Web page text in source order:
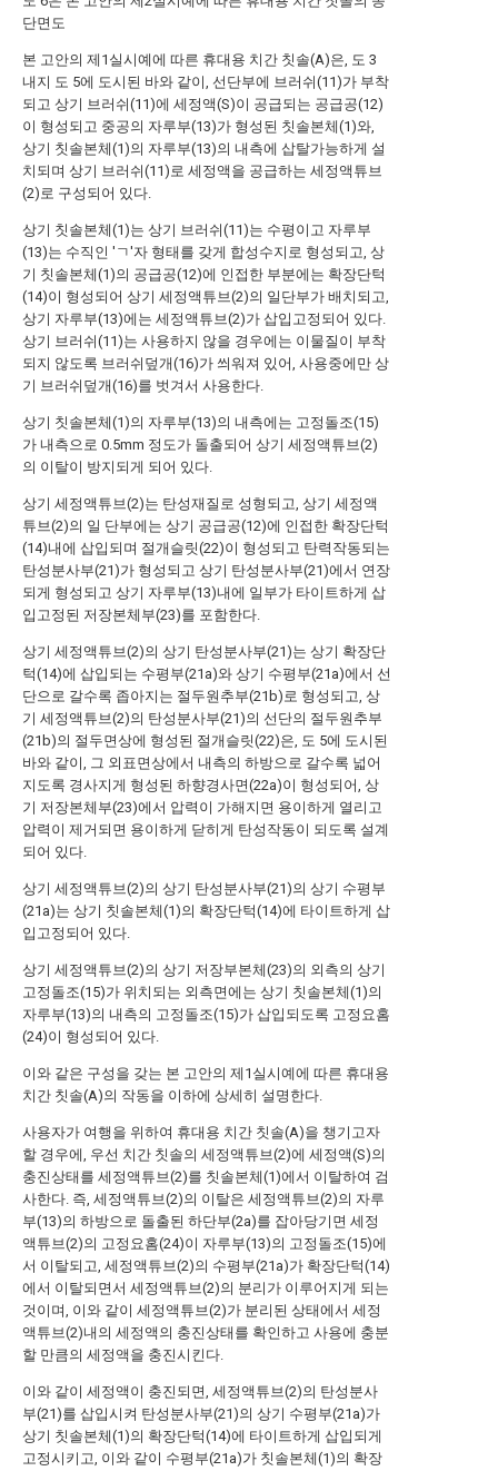
단면도
본 고안의 제1실시예에 따른 휴대용 치간 칫솔(A)은, 도 3
내지 도 5에 도시된 바와 같이, 선단부에 브러쉬(11)가 부착
되고 상기 브러쉬(11)에 세정액(S)이 공급되는 공급공(12)
이 형성되고 중공의 자루부(13)가 형성된 칫솔본체(1)와,
상기 칫솔본체(1)의 자루부(13)의 내측에 삽탈가능하게 설
치되며 상기 브러쉬(11)로 세정액을 공급하는 세정액튜브
(2)로 구성되어 있다.
상기 칫솔본체(1)는 상기 브러쉬(11)는 수평이고 자루부
(13)는 수직인 'ㄱ'자 형태를 갖게 합성수지로 형성되고, 상
기 칫솔본체(1)의 공급공(12)에 인접한 부분에는 확장단턱
(14)이 형성되어 상기 세정액튜브(2)의 일단부가 배치되고,
상기 자루부(13)에는 세정액튜브(2)가 삽입고정되어 있다.
상기 브러쉬(11)는 사용하지 않을 경우에는 이물질이 부착
되지 않도록 브러쉬덮개(16)가 씌워져 있어, 사용중에만 상
기 브러쉬덮개(16)를 벗겨서 사용한다.
상기 칫솔본체(1)의 자루부(13)의 내측에는 고정돌조(15)
가 내측으로 0.5mm 정도가 돌출되어 상기 세정액튜브(2)
의 이탈이 방지되게 되어 있다.
상기 세정액튜브(2)는 탄성재질로 성형되고, 상기 세정액
튜브(2)의 일 단부에는 상기 공급공(12)에 인접한 확장단턱
(14)내에 삽입되며 절개슬릿(22)이 형성되고 탄력작동되는
탄성분사부(21)가 형성되고 상기 탄성분사부(21)에서 연장
되게 형성되고 상기 자루부(13)내에 일부가 타이트하게 삽
입고정된 저장본체부(23)를 포함한다.
상기 세정액튜브(2)의 상기 탄성분사부(21)는 상기 확장단
턱(14)에 삽입되는 수평부(21a)와 상기 수평부(21a)에서 선
단으로 갈수록 좁아지는 절두원추부(21b)로 형성되고, 상
기 세정액튜브(2)의 탄성분사부(21)의 선단의 절두원추부
(21b)의 절두면상에 형성된 절개슬릿(22)은, 도 5에 도시된
바와 같이, 그 외표면상에서 내측의 하방으로 갈수록 넓어
지도록 경사지게 형성된 하향경사면(22a)이 형성되어, 상
기 저장본체부(23)에서 압력이 가해지면 용이하게 열리고
압력이 제거되면 용이하게 닫히게 탄성작동이 되도록 설계
되어 있다.
상기 세정액튜브(2)의 상기 탄성분사부(21)의 상기 수평부
(21a)는 상기 칫솔본체(1)의 확장단턱(14)에 타이트하게 삽
입고정되어 있다.
상기 세정액튜브(2)의 상기 저장부본체(23)의 외측의 상기
고정돌조(15)가 위치되는 외측면에는 상기 칫솔본체(1)의
자루부(13)의 내측의 고정돌조(15)가 삽입되도록 고정요홈
(24)이 형성되어 있다.
이와 같은 구성을 갖는 본 고안의 제1실시예에 따른 휴대용
치간 칫솔(A)의 작동을 이하에 상세히 설명한다.
사용자가 여행을 위하여 휴대용 치간 칫솔(A)을 챙기고자
할 경우에, 우선 치간 칫솔의 세정액튜브(2)에 세정액(S)의
충진상태를 세정액튜브(2)를 칫솔본체(1)에서 이탈하여 검
사한다. 즉, 세정액튜브(2)의 이탈은 세정액튜브(2)의 자루
부(13)의 하방으로 돌출된 하단부(2a)를 잡아당기면 세정
액튜브(2)의 고정요홈(24)이 자루부(13)의 고정돌조(15)에
서 이탈되고, 세정액튜브(2)의 수평부(21a)가 확장단턱(14)
에서 이탈되면서 세정액튜브(2)의 분리가 이루어지게 되는
것이며, 이와 같이 세정액튜브(2)가 분리된 상태에서 세정
액튜브(2)내의 세정액의 충진상태를 확인하고 사용에 충분
할 만큼의 세정액을 충진시킨다.
이와 같이 세정액이 충진되면, 세정액튜브(2)의 탄성분사
부(21)를 삽입시켜 탄성분사부(21)의 상기 수평부(21a)가
상기 칫솔본체(1)의 확장단턱(14)에 타이트하게 삽입되게
고정시키고, 이와 같이 수평부(21a)가 칫솔본체(1)의 확장